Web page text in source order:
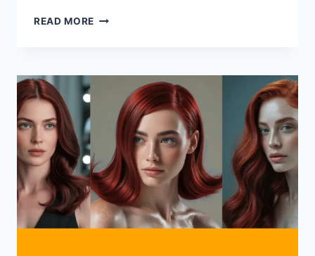
READ MORE 20
TENDENCIA
ARRASAN
PINTEREST
ESPAÑA